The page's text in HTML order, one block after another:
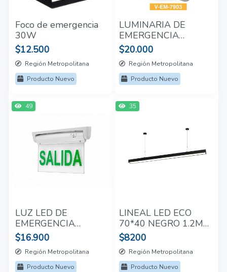
Foco de emergencia
30W
$12.500
Región Metropolitana
Producto Nuevo
LUMINARIA DE
EMERGENCIA
MICKEY
$20.000
Región Metropolitana
Producto Nuevo
49
LUZ LED DE
EMERGENCIA
TRANSPARENTE
CON FOTO SALIDA
$16.900
Región Metropolitana
Producto Nuevo
35
LINEAL LED ECO
70*40 NEGRO 1.2M
24W
$8200
Región Metropolitana
Producto Nuevo